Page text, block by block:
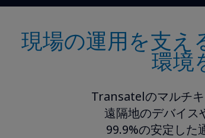
現場の運用を支え
環境
Transatelのマルチ
遠隔地のデバイス
99.9%の安定した